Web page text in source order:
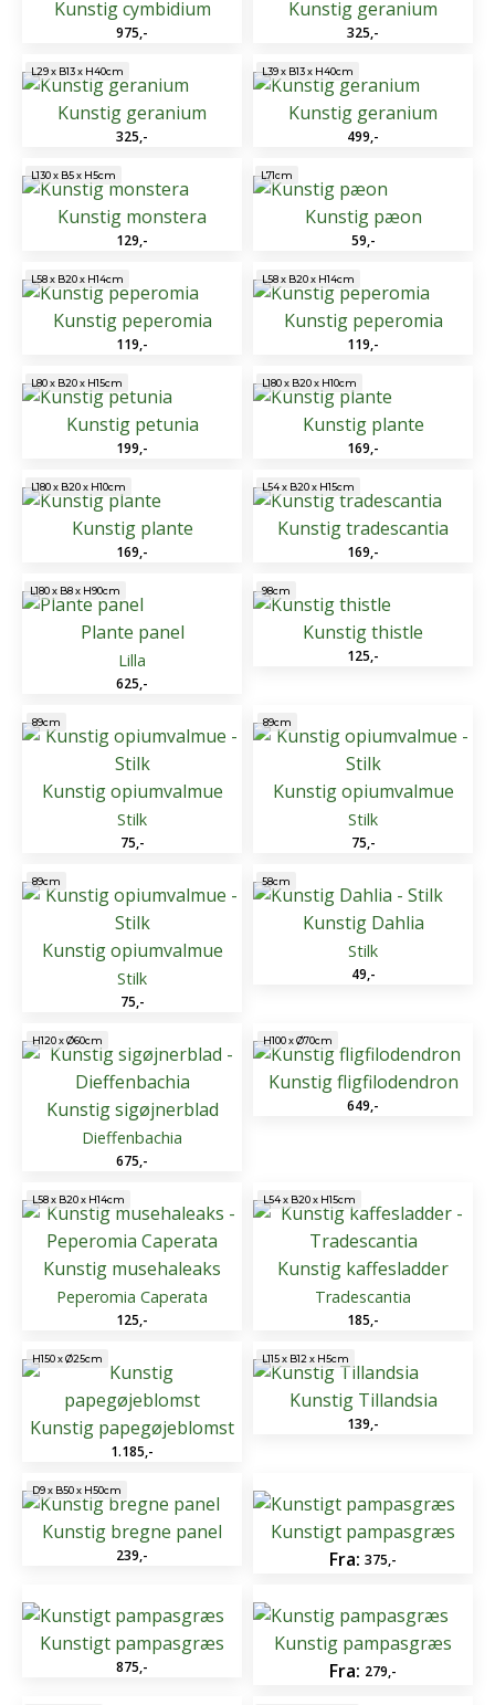
Kunstig cymbidium
975,-
Kunstig geranium
325,-
L29 x B13 x H40cm
Kunstig geranium
325,-
L39 x B13 x H40cm
Kunstig geranium
499,-
L130 x B5 x H5cm
Kunstig monstera
129,-
L71cm
Kunstig pæon
59,-
L58 x B20 x H14cm
Kunstig peperomia
119,-
L58 x B20 x H14cm
Kunstig peperomia
119,-
L80 x B20 x H15cm
Kunstig petunia
199,-
L180 x B20 x H10cm
Kunstig plante
169,-
L180 x B20 x H10cm
Kunstig plante
169,-
L54 x B20 x H15cm
Kunstig tradescantia
169,-
L180 x B8 x H90cm
Plante panel
Lilla
625,-
98cm
Kunstig thistle
125,-
89cm
Kunstig opiumvalmue
Stilk
75,-
89cm
Kunstig opiumvalmue
Stilk
75,-
89cm
Kunstig opiumvalmue
Stilk
75,-
58cm
Kunstig Dahlia
Stilk
49,-
H120 x Ø60cm
Kunstig sigøjnerblad
Dieffenbachia
675,-
H100 x Ø70cm
Kunstig fligfilodendron
649,-
L58 x B20 x H14cm
Kunstig musehaleaks
Peperomia Caperata
125,-
L54 x B20 x H15cm
Kunstig kaffesladder
Tradescantia
185,-
H150 x Ø25cm
Kunstig papegøjeblomst
1.185,-
L115 x B12 x H5cm
Kunstig Tillandsia
139,-
D9 x B50 x H50cm
Kunstig bregne panel
239,-
Dette
vare
varianter.
Mulighederne
Kunstigt pampasgræs
Fra: 375,-
Dette
vare
Kunstigt pampasgræs
875,-
Dette
vareKunstig pampasgræs
Fra: 279,-